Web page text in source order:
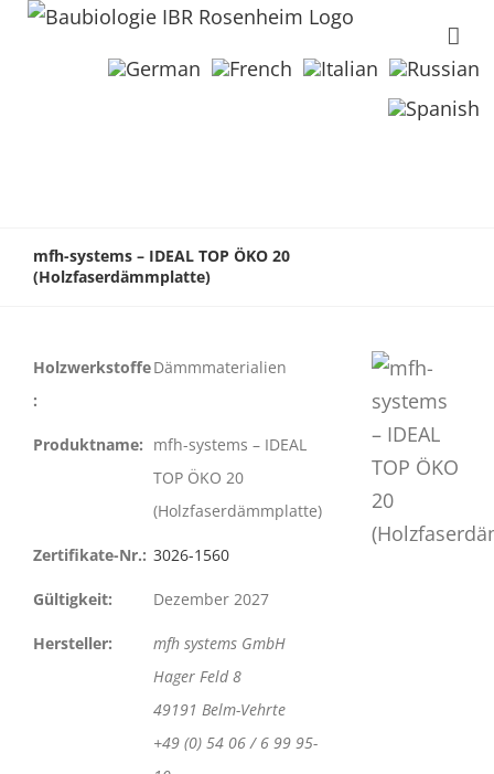
mfh-systems – IDEAL TOP ÖKO 20
(Holzfaserdämmplatte)
Holzwerkstoffe
:
Dämmmaterialien
Produktname: mfh-systems – IDEAL
TOP ÖKO 20
(Holzfaserdämmplatte)
Zertifikate-Nr.: 3026-1560
Gültigkeit: Dezember 2027
Hersteller:
mfh systems GmbH
Hager Feld 8
49191 Belm-Vehrte
+49 (0) 54 06 / 6 99 95-